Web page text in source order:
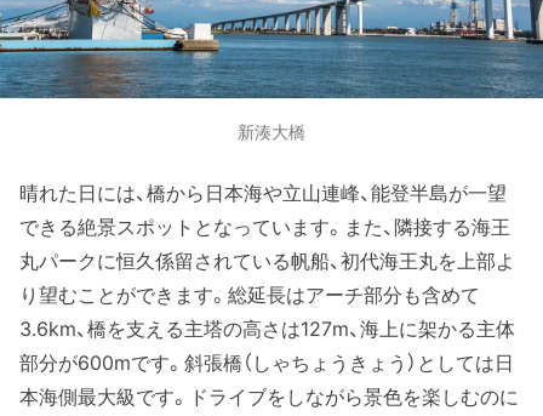
新湊大橋
晴れた日には、橋から日本海や立山連峰、能登半島が一望
できる絶景スポットとなっています。また、隣接する海王
丸パークに恒久係留されている帆船、初代海王丸を上部よ
り望むことができます。総延長はアーチ部分も含めて
3.6km、橋を支える主塔の高さは127m、海上に架かる主体
部分が600mです。斜張橋（しゃちょうきょう）としては日
本海側最大級です。ドライブをしながら景色を楽しむのに